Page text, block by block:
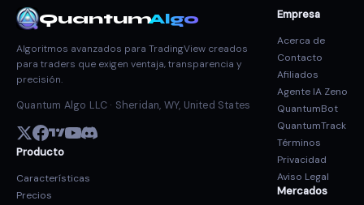
QuantumAlgo
Algoritmos avanzados para TradingView creados
para traders que exigen ventaja, transparencia y
precisión.
Quantum Algo LLC · Sheridan, WY, United States
Producto
Características
Precios
Empresa
Acerca de
Contacto
Afiliados
Agente IA Zeno
QuantumBot
QuantumTrack
Términos
Privacidad
Aviso Legal
Mercados